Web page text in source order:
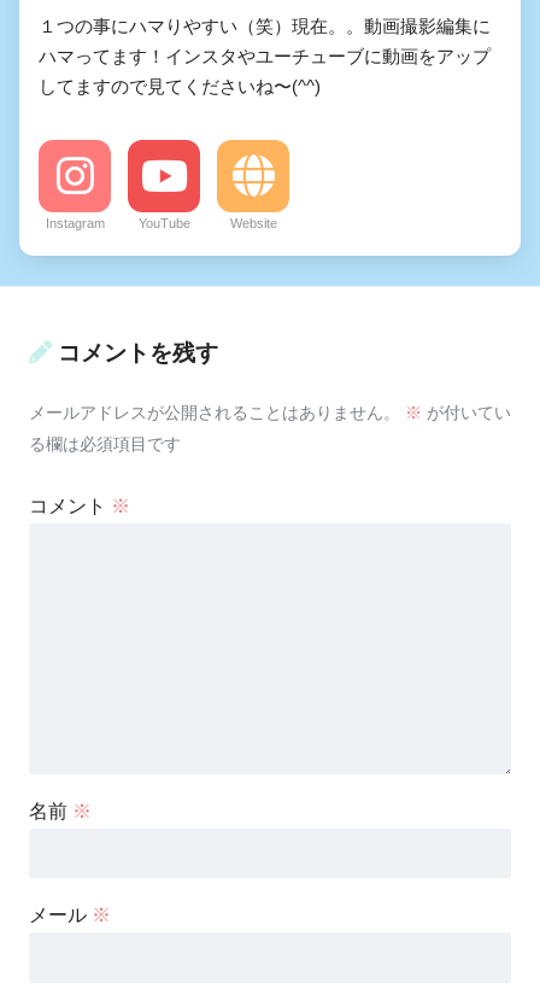
１つの事にハマりやすい（笑）現在。。動画撮影編集に
ハマってます！インスタやユーチューブに動画をアップ
してますので見てくださいね〜(^^)
Instagram YouTube Website
コメントを残す
メールアドレスが公開されることはありません。 ※ が付いてい
る欄は必須項目です
コメント ※
名前 ※
メール ※